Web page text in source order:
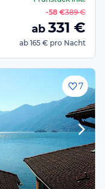
-58 €389 €
ab 331 €
ab 165 € pro Nacht
7